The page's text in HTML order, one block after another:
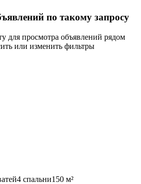
по такому запросу
для просмотра объявлений рядом
или изменить фильтры
4 спальни150 м²